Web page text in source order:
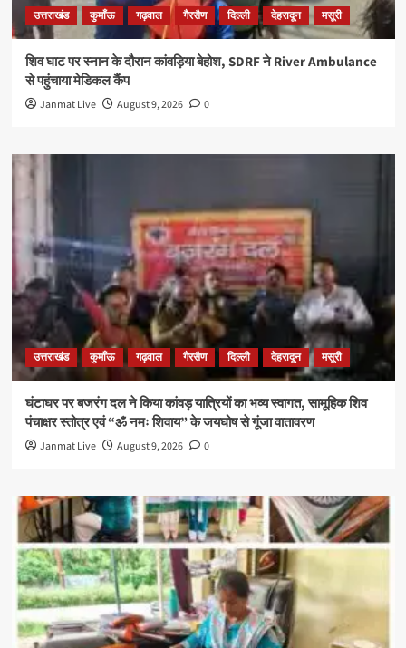
उत्तराखंड कुमाँऊ गढ़वाल गैरसैण दिल्ली देहरादून मसूरी
शिव घाट पर स्नान के दौरान कांवड़िया बेहोश, SDRF ने River Ambulance
से पहुंचाया मेडिकल कैंप
Janmat Live August 9, 2026 0
उत्तराखंड कुमाँऊ गढ़वाल गैरसैण दिल्ली देहरादून मसूरी
घंटाघर पर बजरंग दल ने किया कांवड़ यात्रियों का भव्य स्वागत, सामूहिक शिव
पंचाक्षर स्तोत्र एवं “ॐ नमः शिवाय” के जयघोष से गूंजा वातावरण
Janmat Live August 9, 2026 0